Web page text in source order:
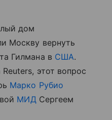
дом
Москву вернуть
Гилмана в США.
этот вопрос
Марко Рубио
МИДСергеем